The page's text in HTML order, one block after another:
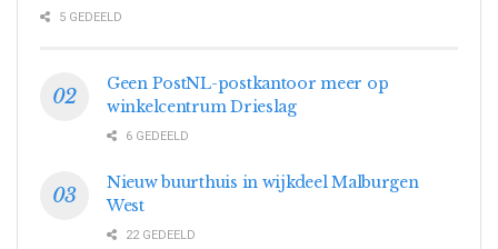
5 GEDEELD
Geen PostNL-postkantoor meer op
winkelcentrum Drieslag
6 GEDEELD
Nieuw buurthuis in wijkdeel Malburgen
West
22 GEDEELD